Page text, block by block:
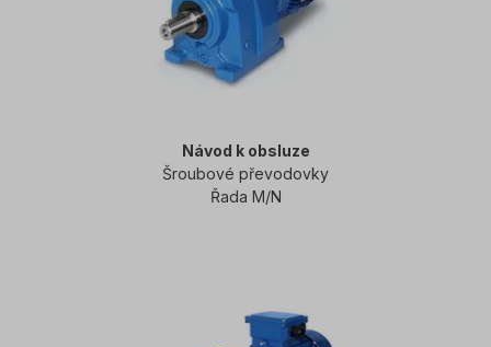
Návod k obsluze
Šroubové převodovky
Řada M/N